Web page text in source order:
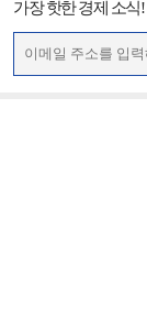
가장 핫한 경제 소식